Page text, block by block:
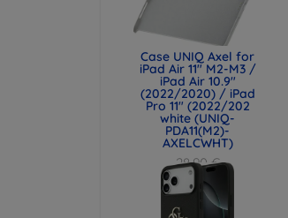
Case UNIQ Axel for
iPad Air 11" M2-M3 /
iPad Air 10.9"
(2022/2020) / iPad
Pro 11" (2022/202
white (UNIQ-
PDA11(M2)-
AXELCWHT)
28,90 €
21,68 €